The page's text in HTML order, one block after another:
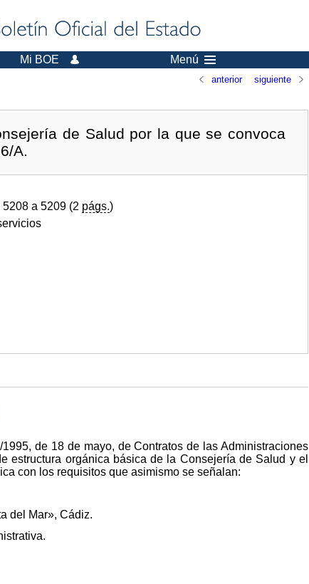
Mi BOE Menú
anterior siguiente
de Salud por la que se convoca
A.
a 5209 (2 págs.)
de 18 de mayo, de Contratos de las Administraciones
estructura orgánica básica de la Consejería de Salud y el
con los requisitos que asimismo se señalan:
del Mar», Cádiz.